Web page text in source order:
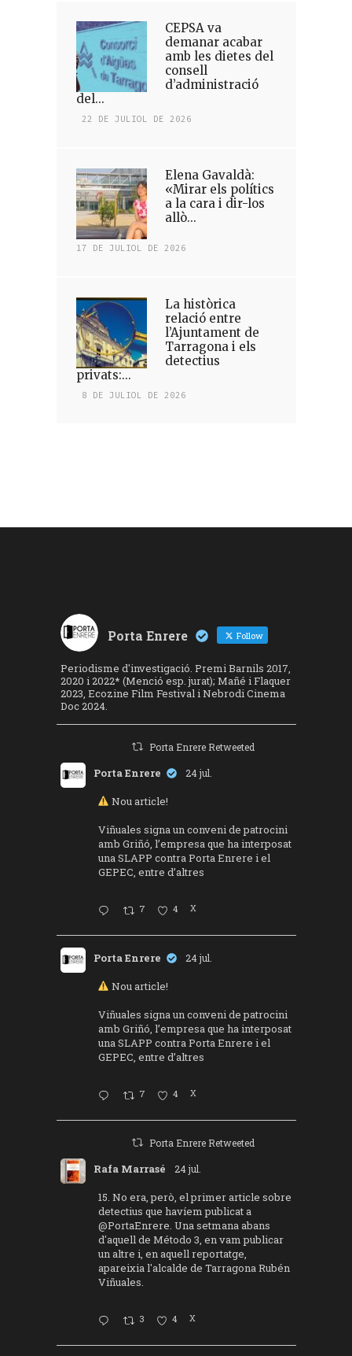
CEPSA va
demanar acabar
amb les dietes del
consell
d’administració
del...
22 DE JULIOL DE 2026
Elena Gavaldà:
«Mirar els polítics
a la cara i dir-los
allò...
17 DE JULIOL DE 2026
La històrica
relació entre
l’Ajuntament de
Tarragona i els
detectius
privats:...
8 DE JULIOL DE 2026
Porta Enrere Follow
Periodisme d'investigació. Premi Barnils 2017,
2020 i 2022* (Menció esp. jurat); Mañé i Flaquer
2023, Ecozine Film Festival i Nebrodi Cinema
Doc 2024.
Porta Enrere Retweeted
Porta Enrere 24 jul.
Nou article!
Viñuales signa un conveni de patrocini
amb Griñó, l’empresa que ha interposat
una SLAPP contra Porta Enrere i el
GEPEC, entre d’altres
7 4 X
Porta Enrere 24 jul.
Nou article!
Viñuales signa un conveni de patrocini
amb Griñó, l’empresa que ha interposat
una SLAPP contra Porta Enrere i el
GEPEC, entre d’altres
7 4 X
Porta Enrere Retweeted
Rafa Marrasé 24 jul.
15. No era, però, el primer article sobre
detectius que havíem publicat a
@PortaEnrere. Una setmana abans
d'aquell de Método 3, en vam publicar
un altre i, en aquell reportatge,
apareixia l'alcalde de Tarragona Rubén
Viñuales.
3 4 X